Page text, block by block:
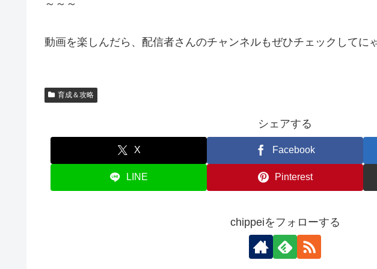
～～～
動画を楽しんだら、配信者さんのチャンネルもぜひチェックしてに
育成＆攻略
シェアする
X Facebook
LINE Pinterest
chippeiをフォローする